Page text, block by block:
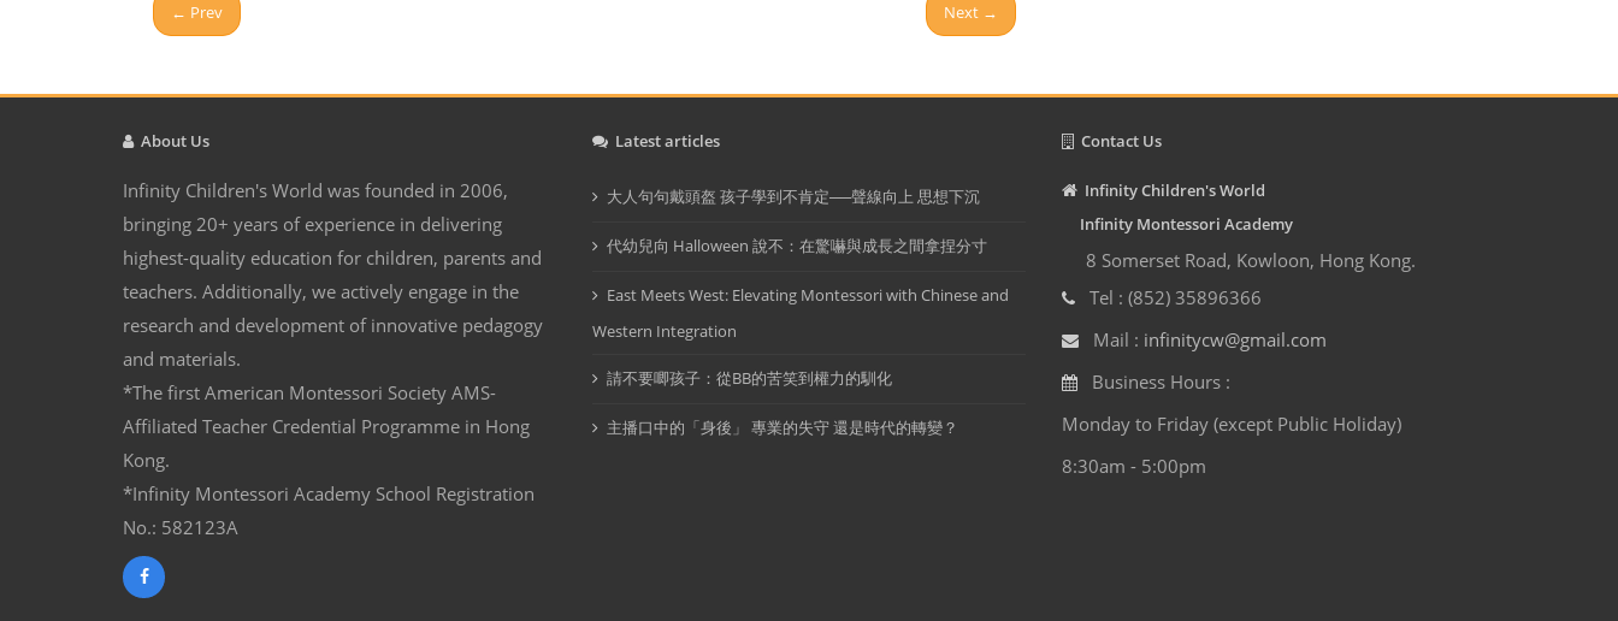
← Prev Next →
About Us
Infinity Children's World was founded in 2006,
bringing 20+ years of experience in delivering
highest-quality education for children, parents and
teachers. Additionally, we actively engage in the
research and development of innovative pedagogy
and materials.
*The first American Montessori Society AMS-
Affiliated Teacher Credential Programme in Hong
Kong.
*Infinity Montessori Academy School Registration
No.: 582123A
Latest articles
大人句句戴頭盔 孩子學到不肯定──聲線向上 思想下沉
代幼兒向 Halloween 說不：在驚嚇與成長之間拿捏分寸
East Meets West: Elevating Montessori with Chinese and
Western Integration
請不要唧孩子：從BB的苦笑到權力的馴化
主播口中的「身後」 專業的失守 還是時代的轉變？
Contact Us
Infinity Children's World
Infinity Montessori Academy
8 Somerset Road, Kowloon, Hong Kong.
Tel : (852) 35896366
Mail : infinitycw@gmail.com
Business Hours :
Monday to Friday (except Public Holiday)
8:30am - 5:00pm